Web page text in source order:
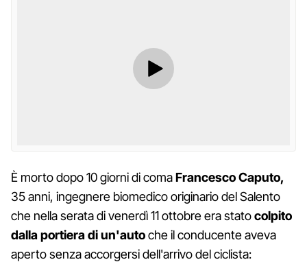
È morto dopo 10 giorni di comaFrancesco Caputo,
35 anni, ingegnere biomedico originario del Salento
che nella serata di venerdì 11 ottobre era statocolpito
dalla portiera di un'autoche il conducente aveva
aperto senza accorgersi dell'arrivo del ciclista: